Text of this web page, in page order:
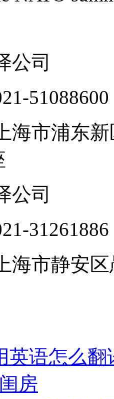
公司
51088600
上海市浦东新
公司
31261886
上海市静安区
英语怎么翻
房